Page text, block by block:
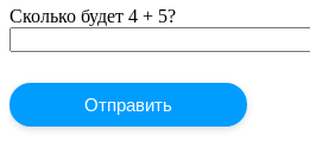
Сколько будет 4 + 5?